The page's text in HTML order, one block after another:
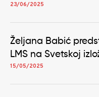
23/06/2025
Željana Babić
LMS na Svetskoj
15/05/2025